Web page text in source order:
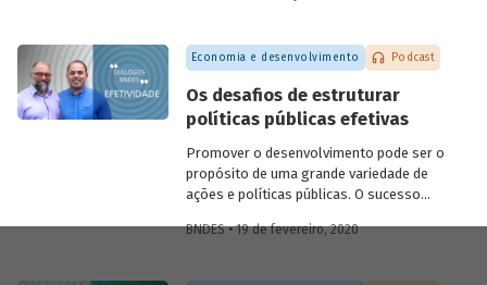
evidências, de desenvolver projetos-
piloto para depois dar escala às ações e
rever ou ajustar as iniciativas. Eles
discutem ainda quais são as tendências
do tema para os próximos anos.
Economia e desenvolvimento Podcast
Os desafios de estruturar
políticas públicas efetivas
Promover o desenvolvimento pode ser o
propósito de uma grande variedade de
ações e políticas públicas. O sucesso
Alcançar o(s) objetivo(s) almejado(s)
BNDES • 19 de fevereiro, 2020